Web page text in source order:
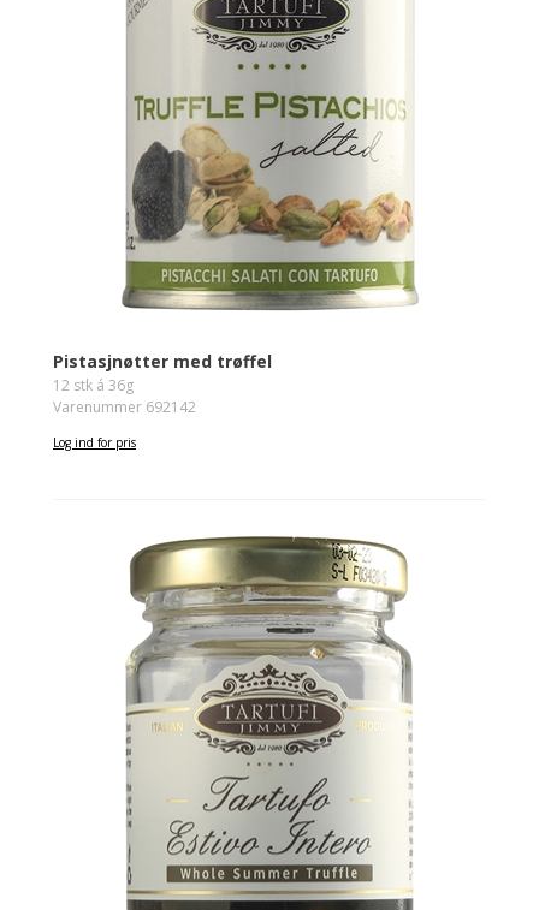
Pistasjnøtter med trøffel
12 stk á 36g
Varenummer 692142
Log ind for pris